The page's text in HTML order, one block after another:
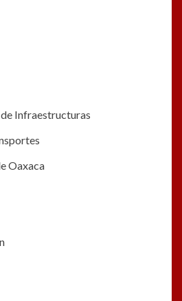
Infraestructuras
Oaxaca